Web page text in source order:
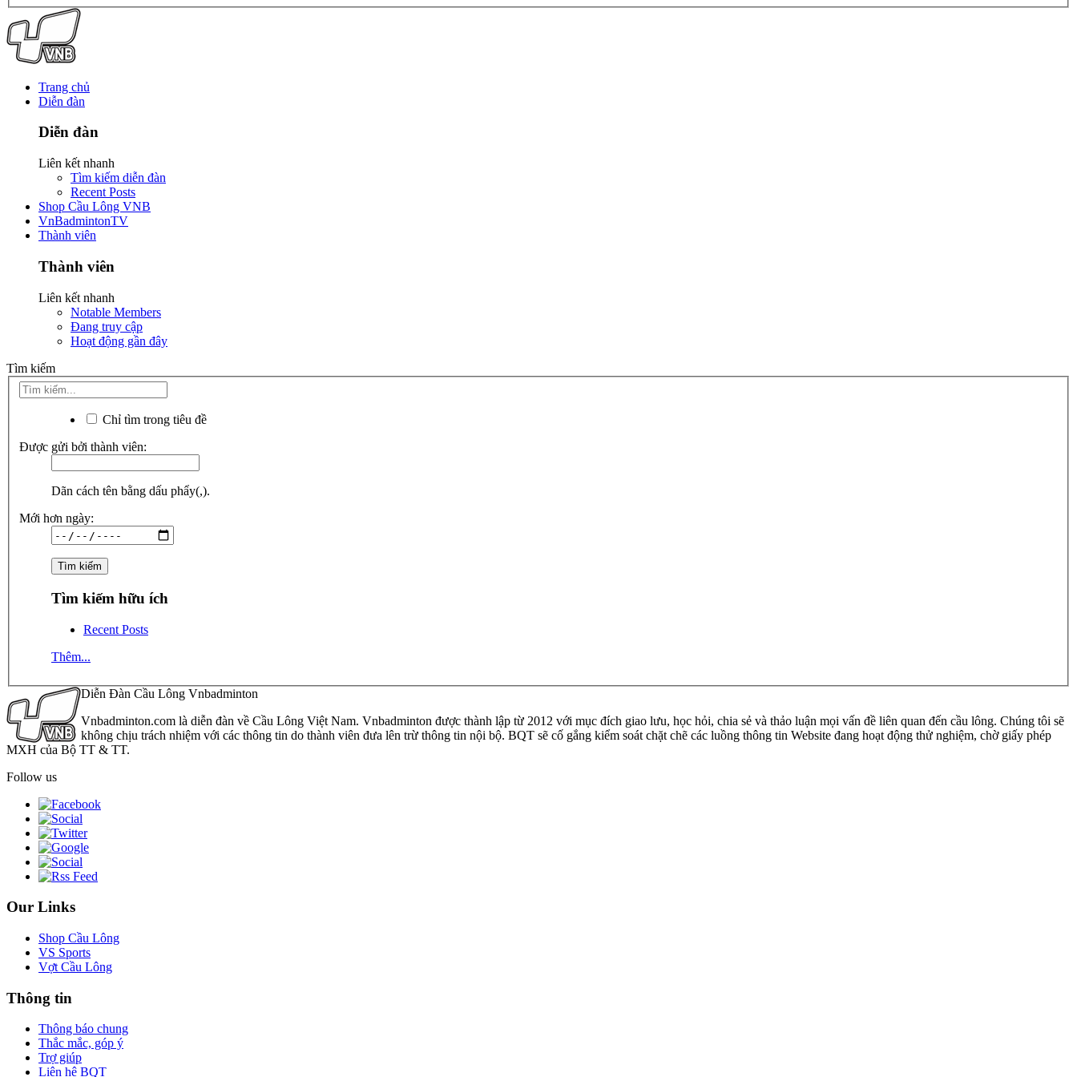
Trang chủ
Diễn đàn
Diễn đàn
Liên kết nhanh
Tìm kiếm diễn đàn
Recent Posts
Shop Cầu Lông VNB
VnBadmintonTV
Thành viên
Thành viên
Liên kết nhanh
Notable Members
Đang truy cập
Hoạt động gần đây
Tìm kiếm
Chỉ tìm trong tiêu đề
Được gửi bởi thành viên:
Dãn cách tên bằng dấu phẩy(,).
Mới hơn ngày:
Tìm kiếm hữu ích
Recent Posts
Thêm...
Diễn Đàn Cầu Lông Vnbadminton
Vnbadminton.com là diễn đàn về Cầu Lông Việt Nam. Vnbadminton được thành lập từ 2012 với mục đích giao lưu, học hỏi, chia sẻ và thảo luận mọi vấn đề liên quan đến cầu lông. Chúng tôi sẽ
không chịu trách nhiệm với các thông tin do thành viên đưa lên trừ thông tin nội bộ. BQT sẽ cố gắng kiểm soát chặt chẽ các luồng thông tin Website đang hoạt động thử nghiệm, chờ giấy phép
MXH của Bộ TT & TT.
Follow us
Our Links
Shop Cầu Lông
VS Sports
Vợt Cầu Lông
Thông tin
Thông báo chung
Thắc mắc, góp ý
Trợ giúp
Liên hệ BQT